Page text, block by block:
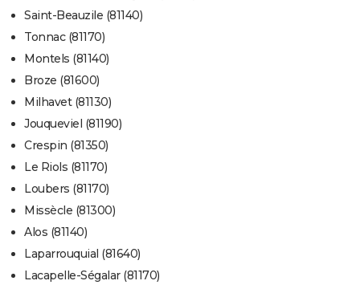
Saint-Beauzile (81140)
Tonnac (81170)
Montels (81140)
Broze (81600)
Milhavet (81130)
Jouqueviel (81190)
Crespin (81350)
Le Riols (81170)
Loubers (81170)
Missècle (81300)
Alos (81140)
Laparrouquial (81640)
Lacapelle-Ségalar (81170)